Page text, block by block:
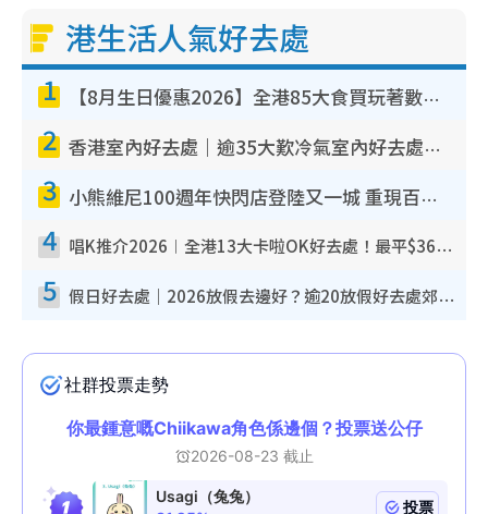
港生活人氣好去處
1 【8月生日優惠2026】全港85大食買玩著數攻略 自助餐/火鍋放題同行免費＋誠品/DONKI送現金券
2 香港室內好去處｜逾35大歎冷氣室內好去處推介 室內活動免費避雨無懼落雨
3 小熊維尼100週年快閃店登陸又一城 重現百畝森林經典場景／獨家限定盲盒登場／專屬DIY香水
4 唱K推介2026︱全港13大卡啦OK好去處！最平$36起 日文K都有！(附地址+收費詳情)
5 假日好去處｜2026放假去邊好？逾20放假好去處郊外/秘景 休閒半日或一日遊